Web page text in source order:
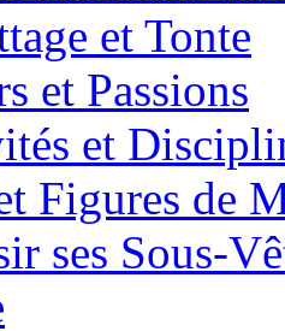
et Tonte
et Passions
et
Figures de
ses Sous-